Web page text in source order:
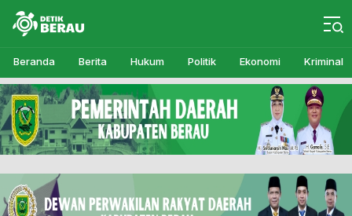
Detikberau.com
Media Diskusi Rakyat
Beranda Berita Hukum Politik Ekonomi Kriminal